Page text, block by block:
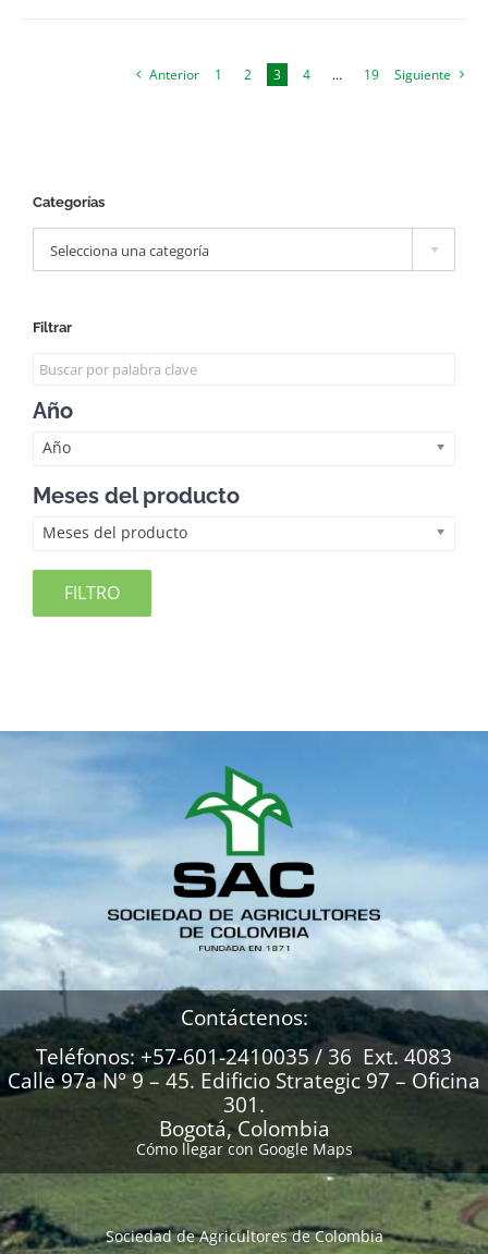
Anterior 1 2 3 4 … 19 Siguiente
Categorías
Selecciona una categoría
Filtrar
Año
Año
Meses del producto
Meses del producto
FILTRO
Contáctenos:
Teléfonos: +57-601-2410035 / 36 Ext. 4083
Calle 97a N° 9 – 45. Edificio Strategic 97 – Oficina
301.
Bogotá, Colombia
Cómo llegar con Google Maps
Sociedad de Agricultores de Colombia